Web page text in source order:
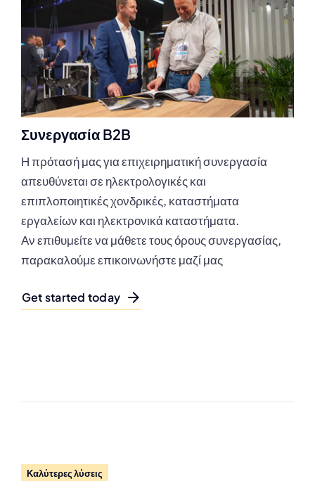
Συνεργασία B2B
Η πρότασή μας για επιχειρηματική συνεργασία
απευθύνεται σε ηλεκτρολογικές και
επιπλοποιητικές χονδρικές, καταστήματα
εργαλείων και ηλεκτρονικά καταστήματα.
Αν επιθυμείτε να μάθετε τους όρους συνεργασίας,
παρακαλούμε επικοινωνήστε μαζί μας
Get started today
Καλύτερες λύσεις